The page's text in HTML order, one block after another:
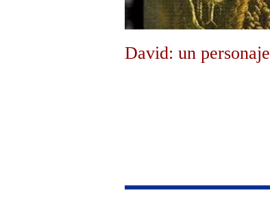
David: un